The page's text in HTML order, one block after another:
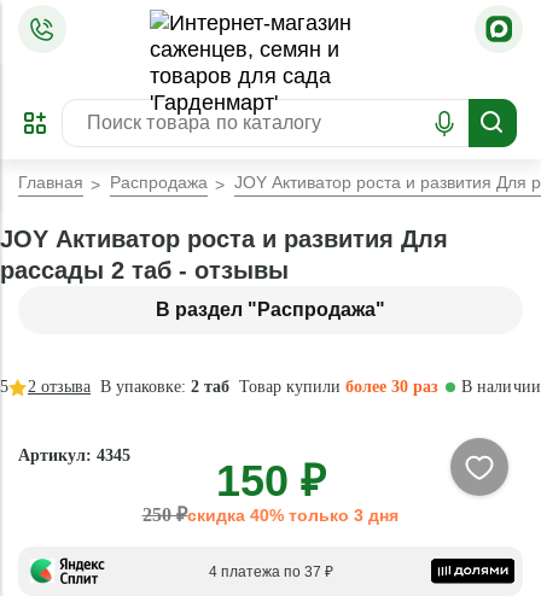
ПРЕДЗАКАЗ
ЗАБРОНИРОВАТЬ
ЛУЧШЕЕ
Главная Распродажа JOY Активатор роста и развития Для
В раздел "Распродажа"
JOY Активатор роста и развития Для
рассады 2 таб - отзывы
В упаковке:2 таб Товар купилиболее 30 раз
5 2 отзыва В наличии
Натурально
Артикул: 4345
150 ₽
250 ₽скидка 40% только 3 дня
4 платежа по 37 ₽